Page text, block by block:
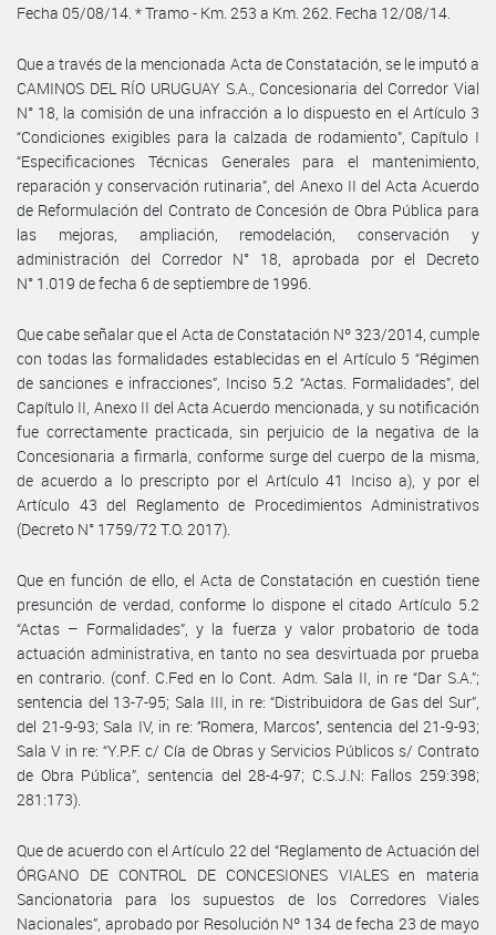
Fecha 05/08/14. * Tramo - Km. 253 a Km. 262. Fecha 12/08/14.
Que a través de la mencionada Acta de Constatación, se le imputó a
CAMINOS DEL RÍO URUGUAY S.A., Concesionaria del Corredor Vial
N° 18, la comisión de una infracción a lo dispuesto en el Artículo 3
“Condiciones exigibles para la calzada de rodamiento”, Capítulo I
“Especificaciones Técnicas Generales para el mantenimiento,
reparación y conservación rutinaria”, del Anexo II del Acta Acuerdo
de Reformulación del Contrato de Concesión de Obra Pública para
las mejoras, ampliación, remodelación, conservación y
administración del Corredor N° 18, aprobada por el Decreto
N° 1.019 de fecha 6 de septiembre de 1996.
Que cabe señalar que el Acta de Constatación Nº 323/2014, cumple
con todas las formalidades establecidas en el Artículo 5 “Régimen
de sanciones e infracciones”, Inciso 5.2 “Actas. Formalidades”, del
Capítulo II, Anexo II del Acta Acuerdo mencionada, y su notificación
fue correctamente practicada, sin perjuicio de la negativa de la
Concesionaria a firmarla, conforme surge del cuerpo de la misma,
de acuerdo a lo prescripto por el Artículo 41 Inciso a), y por el
Artículo 43 del Reglamento de Procedimientos Administrativos
(Decreto N° 1759/72 T.O. 2017).
Que en función de ello, el Acta de Constatación en cuestión tiene
presunción de verdad, conforme lo dispone el citado Artículo 5.2
“Actas – Formalidades”, y la fuerza y valor probatorio de toda
actuación administrativa, en tanto no sea desvirtuada por prueba
en contrario. (conf. C.Fed en lo Cont. Adm. Sala II, in re “Dar S.A.”;
sentencia del 13-7-95; Sala III, in re: “Distribuidora de Gas del Sur”,
del 21-9-93; Sala IV, in re: ‘’Romera, Marcos’’, sentencia del 21-9-93;
Sala V in re: “Y.P.F. c/ Cía de Obras y Servicios Públicos s/ Contrato
de Obra Pública”, sentencia del 28-4-97; C.S.J.N: Fallos 259:398;
281:173).
Que de acuerdo con el Artículo 22 del “Reglamento de Actuación del
ÓRGANO DE CONTROL DE CONCESIONES VIALES en materia
Sancionatoria para los supuestos de los Corredores Viales
Nacionales”, aprobado por Resolución Nº 134 de fecha 23 de mayo